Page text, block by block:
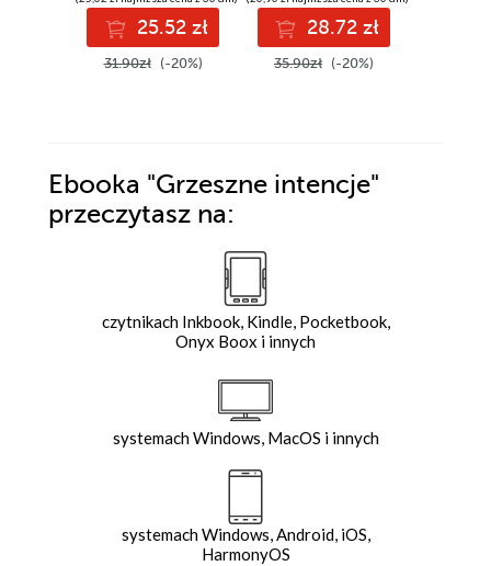
25.52 zł
31.90zł (-20%)
28.72 zł
35.90zł (-20%)
Ebooka "Grzeszne intencje"
przeczytasz na:
czytnikach Inkbook, Kindle, Pocketbook,
Onyx Boox i innych
systemach Windows, MacOS i innych
systemach Windows, Android, iOS,
HarmonyOS